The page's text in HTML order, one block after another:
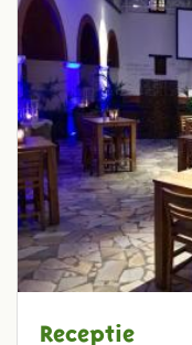
Receptie